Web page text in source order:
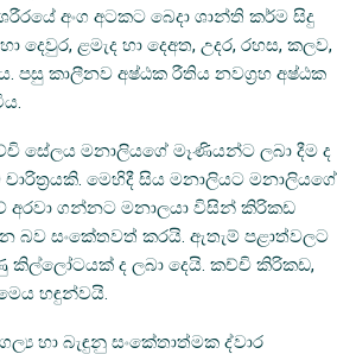
අංග අටකට බෙදා ශාන්ති කර්ම සිදු
දෙවුර, ළමැද හා දෙඅත, උදර, රහස, කලව,
පසු කාලීනව අෂ්ඨක රීතිය නවග්‍රහ අෂ්ඨක
සේලය මනාලියගේ මෑණියන්ට ලබා දීම ද
මෙහිදී සිය මනාලියට මනාලියගේ
අරවා ගන්නට මනාලයා විසින් කිරිකඩ
බව සංකේතවත් කරයි. ඇතැම් පළාත්වලට
කිල්ලෝටයක්‌ ද ලබා දෙයි. කච්චි කිරිකඩ,
හඳුන්වයි.
හා බැඳුනු සංකේතාත්මක ද්වාර